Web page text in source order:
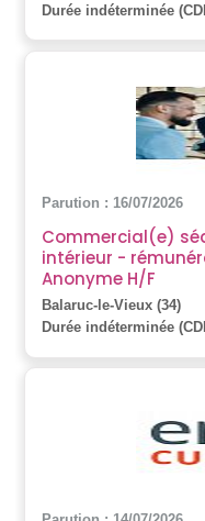
Durée indéterminée
Parution : 16/07/2026
Commercial(e)
intérieur -
Anonyme H/F
Balaruc-le-Vieux (34)
Durée indéterminée